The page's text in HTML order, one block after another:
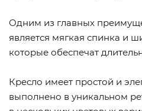
Одним из главных
является мягкая спинка и
которые обеспечат
Кресло имеет простой и
выполнено в уникальном